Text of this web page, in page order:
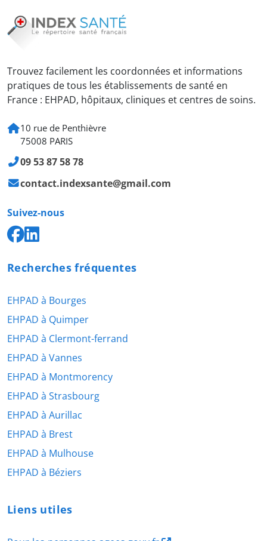
Trouvez facilement les coordonnées et informations
pratiques de tous les établissements de santé en
France : EHPAD, hôpitaux, cliniques et centres de soins.
10 rue de Penthièvre
75008 PARIS
09 53 87 58 78
contact.indexsante@gmail.com
Suivez-nous
Recherches fréquentes
EHPAD à Bourges
EHPAD à Quimper
EHPAD à Clermont-ferrand
EHPAD à Vannes
EHPAD à Montmorency
EHPAD à Strasbourg
EHPAD à Aurillac
EHPAD à Brest
EHPAD à Mulhouse
EHPAD à Béziers
Liens utiles